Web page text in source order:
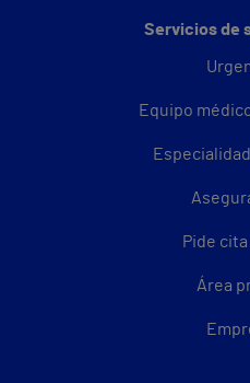
Servicios de
Equipo
Pide
Área